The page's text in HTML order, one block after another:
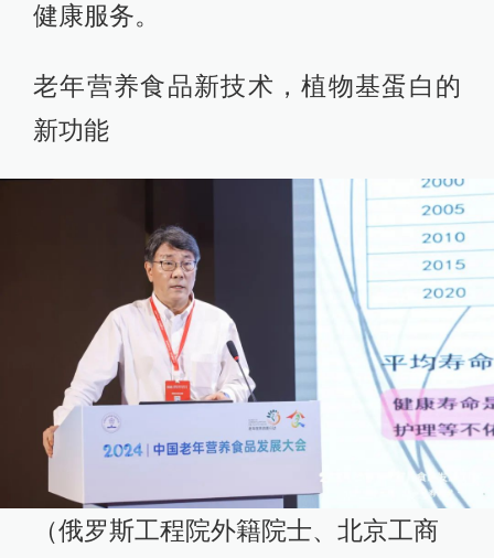
健康服务。
老年营养食品新技术，植物基蛋白的
新功能
（俄罗斯工程院外籍院士、北京工商